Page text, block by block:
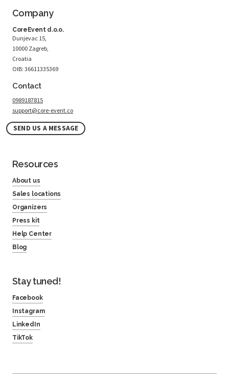
Company
CoreEvent d.o.o.
Dunjevac 15,
10000 Zagreb,
Croatia
OIB: 36611335369
Contact
0989187815
support@core-event.co
SEND US A MESSAGE
Resources
About us
Sales locations
Organizers
Press kit
Help Center
Blog
Stay tuned!
Facebook
Instagram
LinkedIn
TikTok